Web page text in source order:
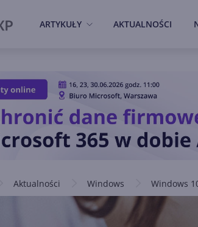
ARTYKUŁY AKTUALNOŚCI
Aktualności Windows Windows